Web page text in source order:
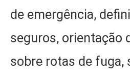
de emergência,
seguros, orientação
sobre rotas de fuga,